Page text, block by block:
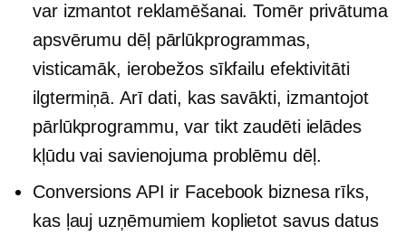
var izmantot reklamēšanai. Tomēr privātuma
apsvērumu dēļ pārlūkprogrammas,
visticamāk, ierobežos sīkfailu efektivitāti
ilgtermiņā. Arī dati, kas savākti, izmantojot
pārlūkprogrammu, var tikt zaudēti ielādes
kļūdu vai savienojuma problēmu dēļ.
Conversions API ir Facebook biznesa rīks,
kas ļauj uzņēmumiem koplietot savus datus